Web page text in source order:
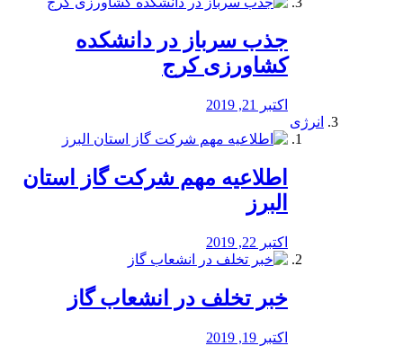
جذب سرباز در دانشکده
کشاورزی کرج
اکتبر 21, 2019
انرژی
️اطلاعیه مهم شرکت گاز استان
البرز
اکتبر 22, 2019
خبر تخلف در انشعاب گاز
اکتبر 19, 2019